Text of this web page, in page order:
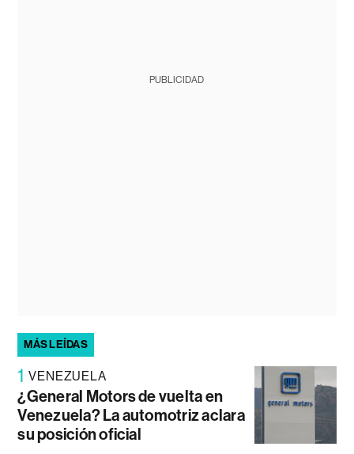
PUBLICIDAD
MÁS LEÍDAS
1 VENEZUELA
¿General Motors de vuelta en
Venezuela? La automotriz aclara
su posición oficial